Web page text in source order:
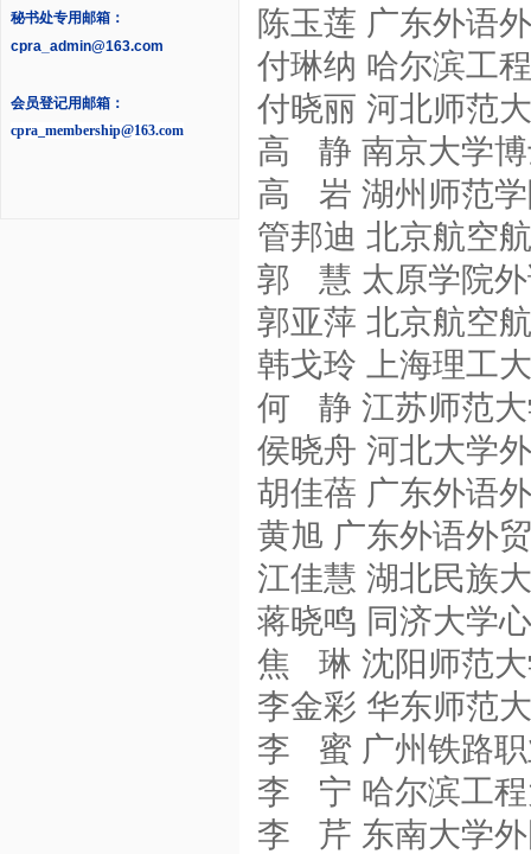
秘书处专用邮箱：
cpra_admin@163.com
会员登记用邮箱：
cpra_membership@163.com
陈玉莲 广东外语
付琳纳 哈尔滨工
付晓丽 河北师范
高 静 南京大学
高 岩 湖州师范学
管邦迪 北京航空
郭 慧 太原学院
郭亚萍 北京航空
韩戈玲 上海理工
何 静 江苏师范大
侯晓舟 河北大学
胡佳蓓 广东外语
黄旭 广东外语外
江佳慧 湖北民族
蒋晓鸣 同济大学
焦 琳 沈阳师范大
李金彩 华东师范
李 蜜 广州铁路职
李 宁 哈尔滨工
李 芹 东南大学外